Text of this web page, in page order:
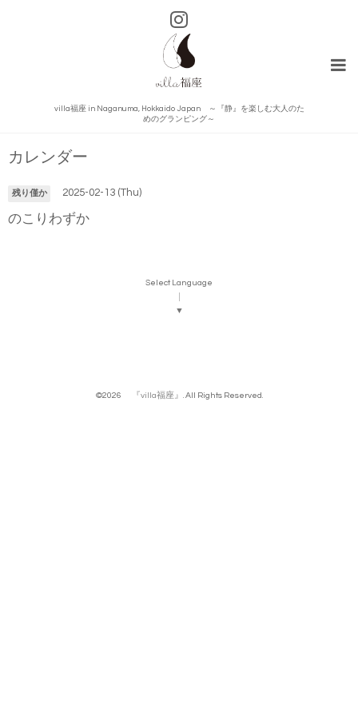
villa福座 in Naganuma, Hokkaido Japan ～『静』を楽しむ大人のた
めのグランピング～
カレンダー
残り僅か 2025-02-13 (Thu)
のこりわずか
Select Language
▼
©2026 『villa福座』 . All Rights Reserved.